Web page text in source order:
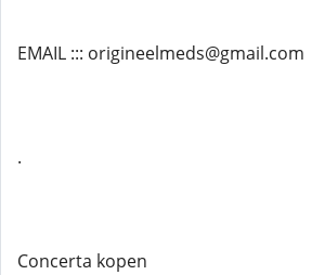
EMAIL ::: origineelmeds@gmail.com
.
Concerta kopen